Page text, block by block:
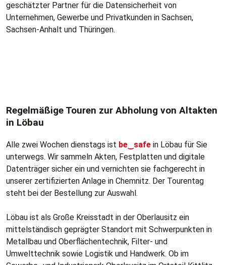
geschätzter Partner für die Datensicherheit von
Unternehmen, Gewerbe und Privatkunden in Sachsen,
Sachsen-Anhalt und Thüringen.
Regelmäßige Touren zur Abholung von Altakten
in Löbau
Alle zwei Wochen dienstags ist be‿safe in Löbau für Sie
unterwegs. Wir sammeln Akten, Festplatten und digitale
Datenträger sicher ein und vernichten sie fachgerecht in
unserer zertifizierten Anlage in Chemnitz. Der Tourentag
steht bei der Bestellung zur Auswahl.
Löbau ist als Große Kreisstadt in der Oberlausitz ein
mittelständisch geprägter Standort mit Schwerpunkten in
Metallbau und Oberflächentechnik, Filter- und
Umwelttechnik sowie Logistik und Handwerk. Ob im